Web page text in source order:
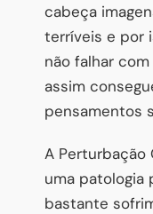
cabeça
terríveis e por
não falhar
assim
pensamentos
A Perturbação
uma patologia
bastante